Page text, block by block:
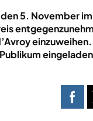
5. November